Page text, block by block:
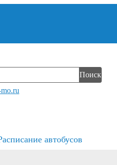
Поиск
автобусов